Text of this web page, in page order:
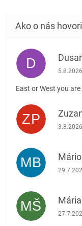
D 5.8.2026
East or West you
ZP 3.8.2026
MB
MŠ